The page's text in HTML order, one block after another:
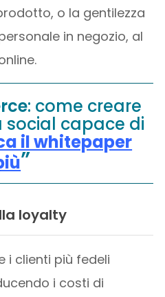
o la gentilezza
in negozio, al
: come creare
capace di
il whitepaper
loyalty
i clienti più fedeli
i costi di